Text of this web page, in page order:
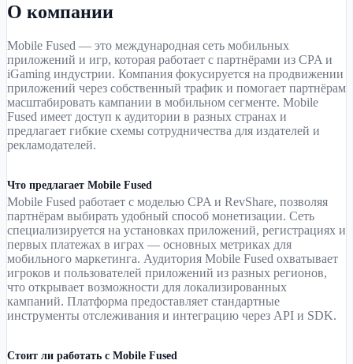
О компании
Mobile Fused — это международная сеть мобильных
приложений и игр, которая работает с партнёрами из CPA и
iGaming индустрии. Компания фокусируется на продвижении
приложений через собственный трафик и помогает партнёрам
масштабировать кампании в мобильном сегменте. Mobile
Fused имеет доступ к аудитории в разных странах и
предлагает гибкие схемы сотрудничества для издателей и
рекламодателей.
Что предлагает Mobile Fused
Mobile Fused работает с моделью CPA и RevShare, позволяя
партнёрам выбирать удобный способ монетизации. Сеть
специализируется на установках приложений, регистрациях и
первых платежах в играх — основных метриках для
мобильного маркетинга. Аудитория Mobile Fused охватывает
игроков и пользователей приложений из разных регионов,
что открывает возможности для локализированных
кампаний. Платформа предоставляет стандартные
инструменты отслеживания и интеграцию через API и SDK.
Стоит ли работать с Mobile Fused